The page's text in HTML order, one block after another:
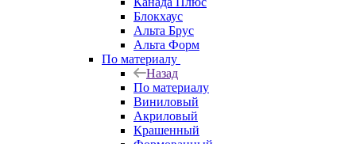
Блокхаус
Альта Брус
Альта Форм
По материалу
Назад
По материалу
Виниловый
Акриловый
Крашенный